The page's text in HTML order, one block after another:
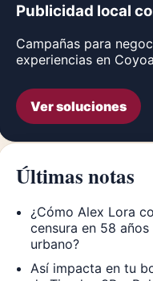
Publicidad local
Campañas para
experiencias en
Ver soluciones
Últimas notas
¿Cómo Alex Lora
censura en 58
urbano?
Así impacta en tu